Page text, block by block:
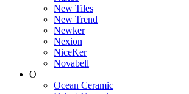
New Tiles
New Trend
Newker
Nexion
NiceKer
Novabell
O
Ocean Ceramic